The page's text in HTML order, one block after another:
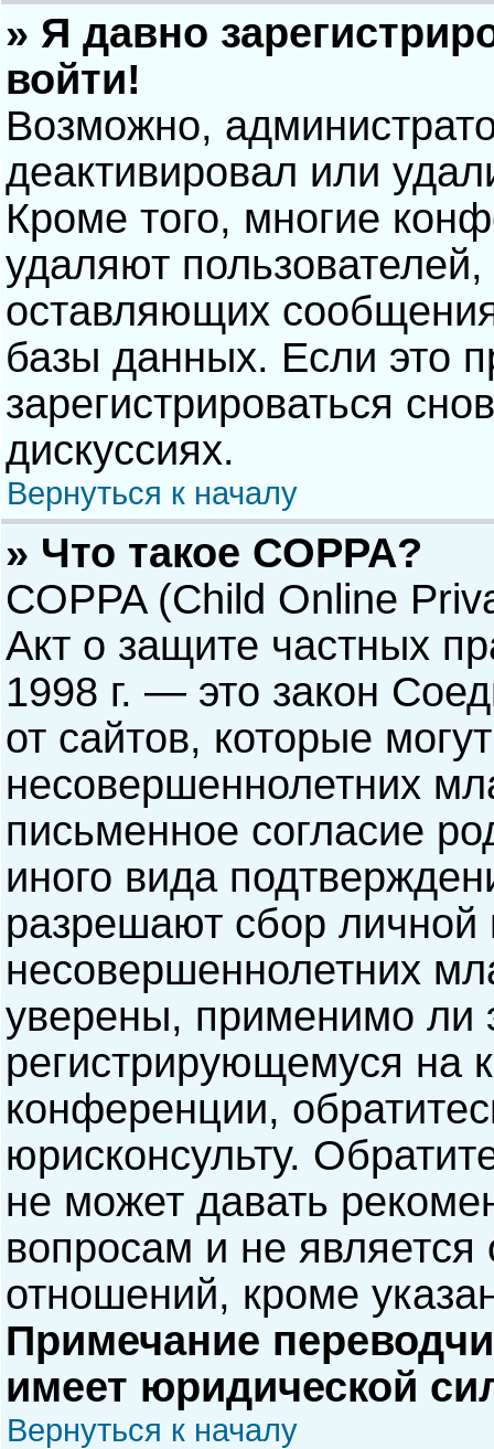
» Я давно
войти!
Возможно,
деактивировал или
Кроме того, многие
удаляют
оставляющих
базы данных. Если это
зарегистрироваться
дискуссиях.
Вернуться к началу
» Что такое COPPA?
COPPA (Child Online
Акт о защите частных
1998 г. — это закон
от сайтов, которые
несовершеннолетних
письменное согласие
иного вида
разрешают сбор
несовершеннолетних
уверены, применимо ли
регистрирующемуся на
конференции,
юрисконсульту.
не может давать
вопросам и не
отношений, кроме
Примечание
имеет юридической
Вернуться к началу